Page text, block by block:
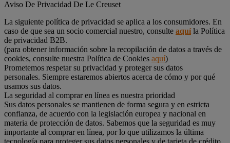
Aviso De Privacidad De Le Creuset
La siguiente política de privacidad se aplica a los consumidores. En
caso de que sea un socio comercial nuestro, consulte aquíla Política
de privacidad B2B.
(para obtener información sobre la recopilación de datos a través de
cookies, consulte nuestra Política de Cookies aquí)
Prometemos respetar su privacidad y proteger sus datos
personales. Siempre estaremos abiertos acerca de cómo y por qué
usamos sus datos.
La seguridad al comprar en línea es nuestra prioridad
Sus datos personales se mantienen de forma segura y en estricta
confianza, de acuerdo con la legislación europea y nacional en
materia de protección de datos. Sabemos que la seguridad es muy
importante al comprar en línea, por lo que utilizamos la última
tecnología para proteger sus datos personales y de tarjeta de crédito.